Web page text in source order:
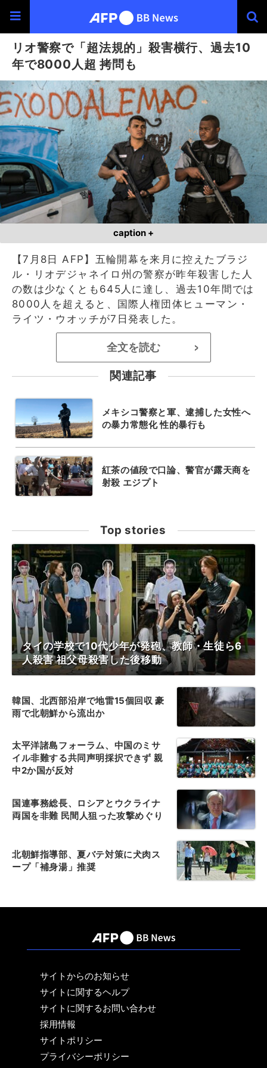
リオ警察で「超法規的」殺害横行、過去10
年で8000人超 拷問も
caption +
【7月8日 AFP】五輪開幕を来月に控えたブラジ
ル・リオデジャネイロ州の警察が昨年殺害した人
の数は少なくとも645人に達し、過去10年間では
8000人を超えると、国際人権団体ヒューマン・
ライツ・ウオッチが7日発表した。
全文を読む >
関連記事
メキシコ警察と軍、逮捕した女性へ
の暴力常態化 性的暴行も
紅茶の値段で口論、警官が露天商を
射殺 エジプト
Top stories
タイの学校で10代少年が発砲、教師・生徒ら6
人殺害 祖父母殺害した後移動
韓国、北西部沿岸で地雷15個回収 豪
雨で北朝鮮から流出か
太平洋諸島フォーラム、中国のミサ
イル非難する共同声明採択できず 親
中2か国が反対
国連事務総長、ロシアとウクライナ
両国を非難 民間人狙った攻撃めぐり
北朝鮮指導部、夏バテ対策に犬肉ス
ープ「補身湯」推奨
サイトからのお知らせ
サイトに関するヘルプ
サイトに関するお問い合わせ
採用情報
サイトポリシー
プライバシーポリシー